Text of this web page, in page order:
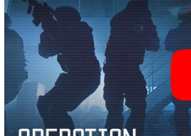
Deinze in einen Outdoor Escape Room!